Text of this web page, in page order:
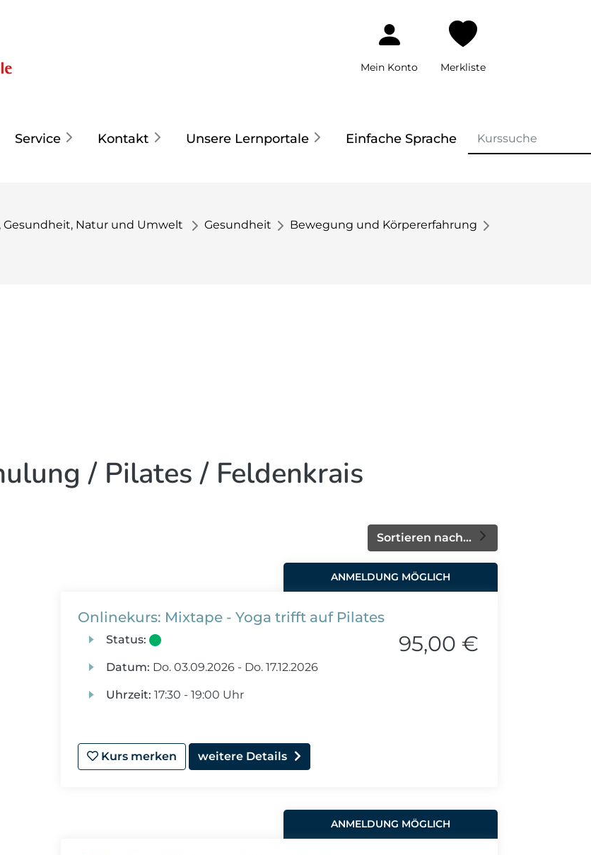
Mein Konto Merkliste
Service Kontakt Unsere Lernportale Einfache Sprache
Gesundheit, Natur und Umwelt Gesundheit
Bewegung und Körpererfahrung
/ Pilates / Feldenkrais
Sortieren nach...
ANMELDUNG MÖGLICH
Onlinekurs: Mixtape - Yoga trifft auf Pilates
Status:
Datum: Do.03.09.2026 - Do.17.12.2026
Uhrzeit: 17:30 - 19:00 Uhr
95,00 €
Kurs merken weitere Details
ANMELDUNG MÖGLICH